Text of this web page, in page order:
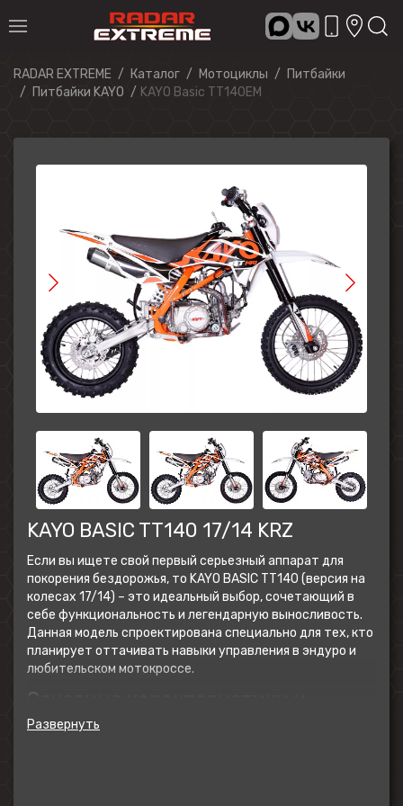
RADAR EXTREME Каталог Мотоциклы
Питбайки
Питбайки KAYO
KAYO Basic TT140EM
KAYO BASIC TT140 17/14 KRZ
Если вы ищете свой первый серьезный аппарат для
покорения бездорожья, то KAYO BASIC TT140 (версия на
колесах 17/14) – это идеальный выбор, сочетающий в
себе функциональность и легендарную выносливость.
Данная модель спроектирована специально для тех, кто
планирует оттачивать навыки управления в эндуро и
любительском мотокроссе.
Основные характеристики и
преимущества